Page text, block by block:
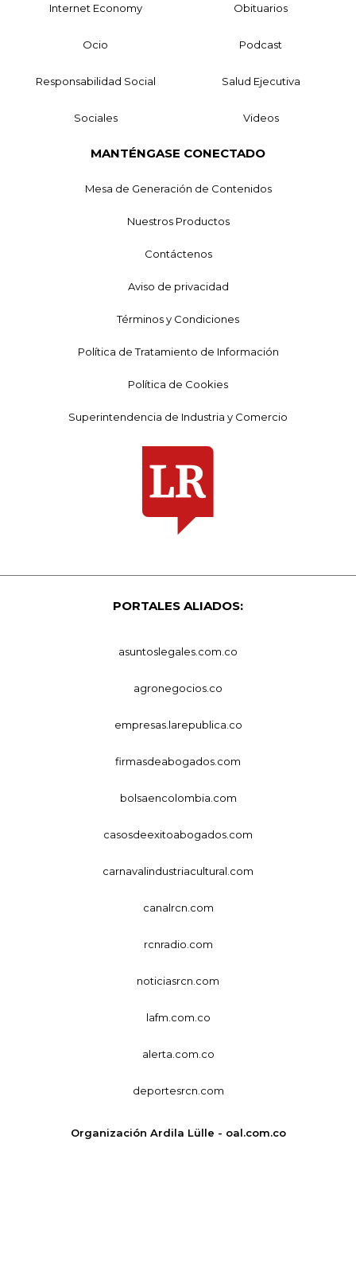
Internet Economy Obituarios
Ocio Podcast
Responsabilidad Social Salud Ejecutiva
Sociales Videos
MANTÉNGASE CONECTADO
Mesa de Generación de Contenidos
Nuestros Productos
Contáctenos
Aviso de privacidad
Términos y Condiciones
Política de Tratamiento de Información
Política de Cookies
Superintendencia de Industria y Comercio
PORTALES ALIADOS:
asuntoslegales.com.co
agronegocios.co
empresas.larepublica.co
firmasdeabogados.com
bolsaencolombia.com
casosdeexitoabogados.com
carnavalindustriacultural.com
canalrcn.com
rcnradio.com
noticiasrcn.com
lafm.com.co
alerta.com.co
deportesrcn.com
Organización Ardila Lülle - oal.com.co